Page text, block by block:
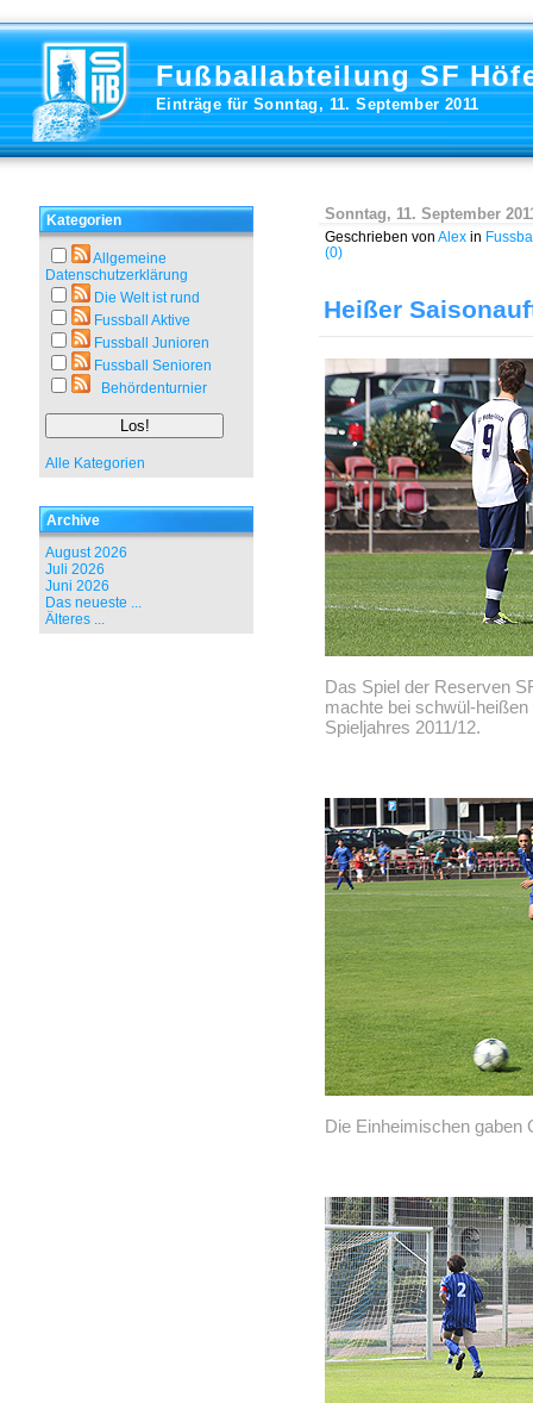
Fußballabteilung SF
Einträge für Sonntag, 11. September 2011
Kategorien
Allgemeine
Datenschutzerklärung
Die Welt ist rund
Fussball Aktive
Fussball Junioren
Fussball Senioren
Behördenturnier
Alle Kategorien
Archive
August 2026
Juli 2026
Juni 2026
Das neueste ...
Älteres ...
Sonntag, 11. September
Geschrieben von Alex in
(0)
Heißer
Das Spiel der Reserven
machte bei schwül-
Spieljahres 2011/12.
Die Einheimischen gaben